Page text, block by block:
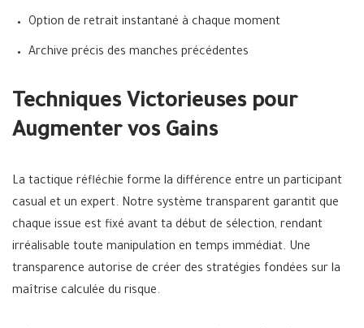
Option de retrait instantané à chaque moment
Archive précis des manches précédentes
Techniques Victorieuses pour
Augmenter vos Gains
La tactique réfléchie forme la différence entre un participant
casual et un expert. Notre système transparent garantit que
chaque issue est fixé avant ta début de sélection, rendant
irréalisable toute manipulation en temps immédiat. Une
transparence autorise de créer des stratégies fondées sur la
maîtrise calculée du risque.